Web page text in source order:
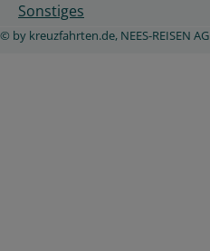
Sonstiges
© by kreuzfahrten.de, NEES-REISEN AG